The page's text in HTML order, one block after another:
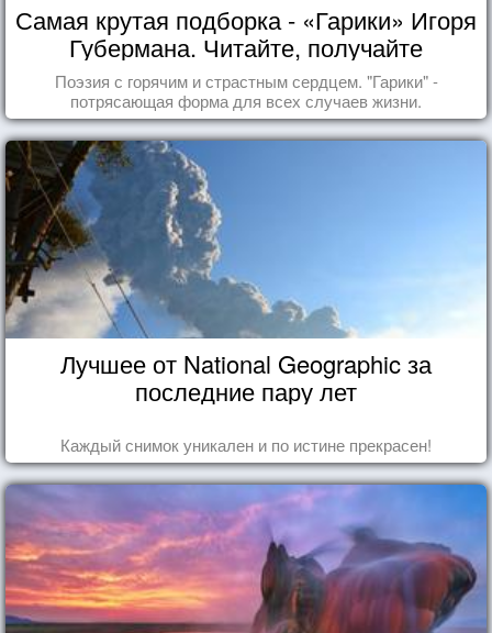
Самая крутая подборка - «Гарики» Игоря
Губермана. Читайте, получайте
удовольствие!
Поэзия с горячим и страстным сердцем. "Гарики" -
потрясающая форма для всех случаев жизни.
Лучшее от National Geographic за
последние пару лет
Каждый снимок уникален и по истине прекрасен!